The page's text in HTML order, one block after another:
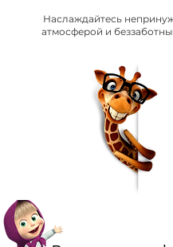
Наслаждайтесь
атмосферой и